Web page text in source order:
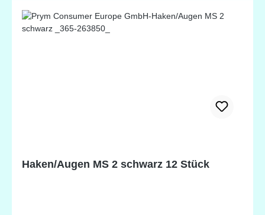
Haken/Augen MS 2 schwarz 12 Stück